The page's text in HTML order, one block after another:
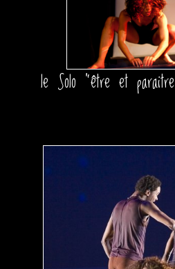
le Solo "être et paraitre